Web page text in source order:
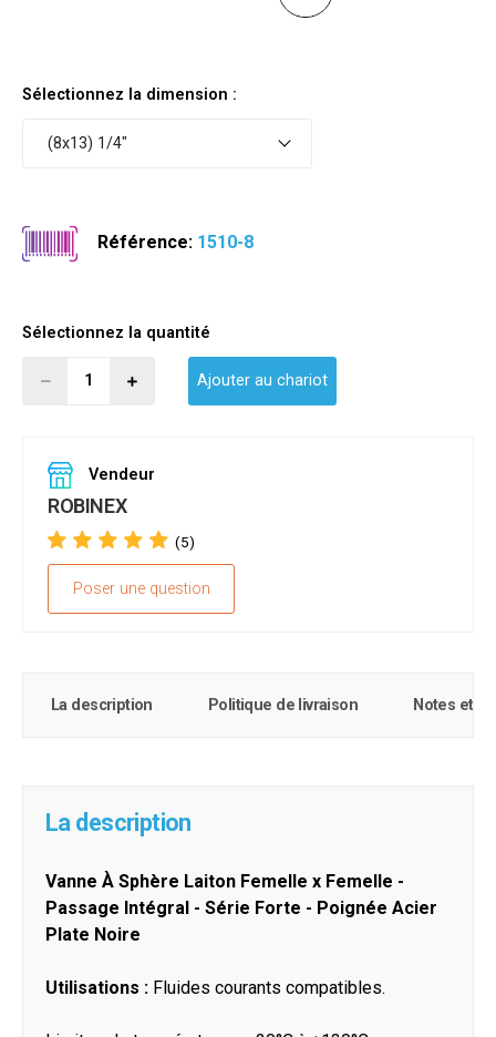
Sélectionnez la dimension :
(8x13) 1/4"
Référence: 1510-8
Sélectionnez la quantité
Ajouter au chariot
Vendeur
ROBINEX
(5)
Poser une question
La description Politique de livraison Notes et
La description
Vanne À Sphère Laiton Femelle x Femelle -
Passage Intégral - Série Forte - Poignée Acier
Plate Noire
Utilisations : Fluides courants compatibles.